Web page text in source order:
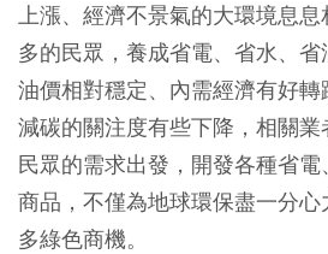
上漲、經濟不景氣的大環境息
多的民眾，養成省電、省水、
油價相對穩定、內需經濟有好
減碳的關注度有些下降，相關
民眾的需求出發，開發各種省
商品，不僅為地球環保盡一分
多綠色商機。